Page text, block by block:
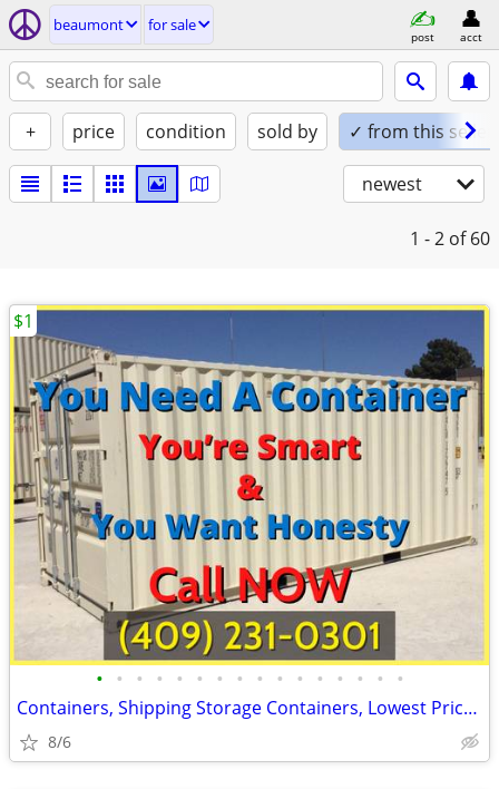
beaumont for sale
post acct
+ price condition sold by ✓ from this seller
newest
1 - 2 of 60
• • • • • • • • • • • • • • • •
Containers, Shipping Storage Containers, Lowest Price Now!
8/6
$1